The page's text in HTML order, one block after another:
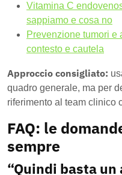
Vitamina C
sappiamo e cosa no
Prevenzione tumori e
contesto e cautela
Approccio consigliato:
quadro generale, ma per
riferimento al team clinico
FAQ: le
sempre
“Quindi basta un